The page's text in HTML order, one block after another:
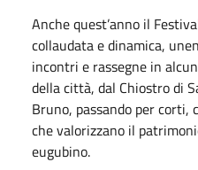
Anche quest’anno il
collaudata e dinamica,
incontri e rassegne in
della città, dal Chiostro di
Bruno, passando per corti,
che valorizzano il
eugubino.